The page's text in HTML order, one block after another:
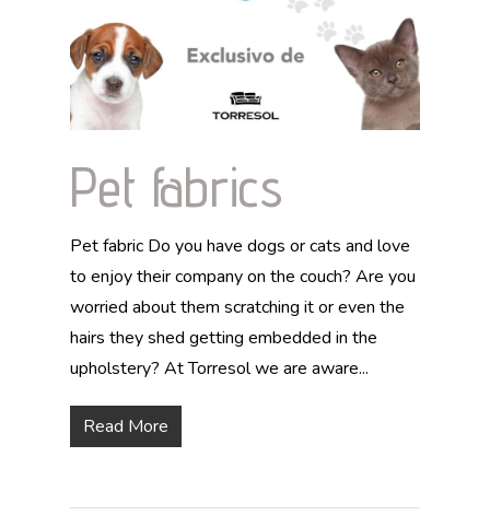
Pet fabrics
Pet fabric Do you have dogs or cats and love
to enjoy their company on the couch? Are you
worried about them scratching it or even the
hairs they shed getting embedded in the
upholstery? At Torresol we are aware...
Read More